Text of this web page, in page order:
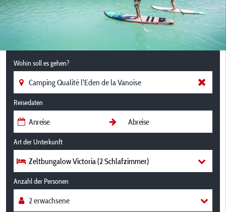
Wohin soll es gehen?
Reisedaten
Art der Unterkunft
Zeltbungalow Victoria (2 Schlafzimmer)
Anzahl der Personen